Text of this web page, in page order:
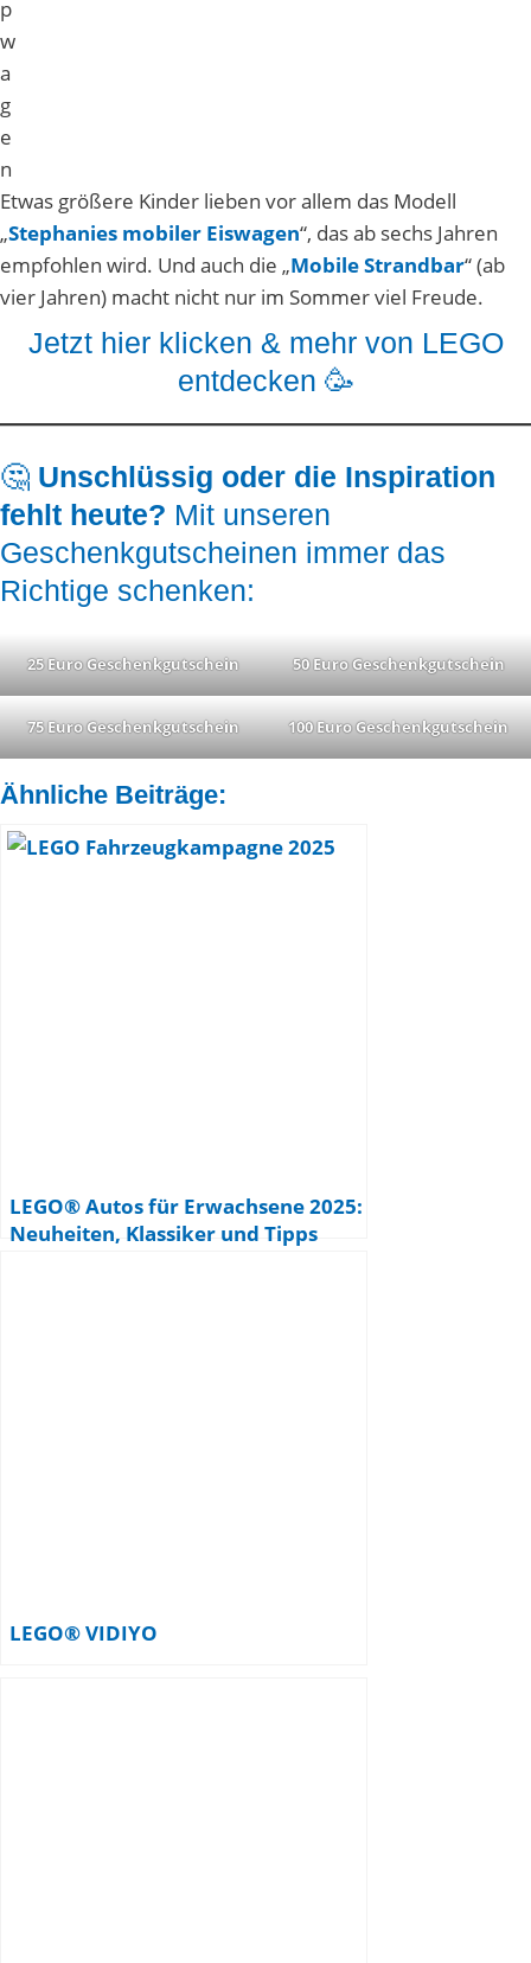
p
w
a
g
e
n
Etwas größere Kinder lieben vor allem das Modell
„Stephanies mobiler Eiswagen“, das ab sechs Jahren
empfohlen wird. Und auch die „Mobile Strandbar“ (ab
vier Jahren) macht nicht nur im Sommer viel Freude.
Jetzt hier klicken & mehr von LEGO
entdecken 🥳
🤔 Unschlüssig oder die Inspiration
fehlt heute? Mit unseren
Geschenkgutscheinen immer das
Richtige schenken:
25 Euro Geschenkgutschein 50 Euro Geschenkgutschein
75 Euro Geschenkgutschein 100 Euro Geschenkgutschein
Ähnliche Beiträge:
LEGO® Autos für Erwachsene 2025:
Neuheiten, Klassiker und Tipps
LEGO® VIDIYO